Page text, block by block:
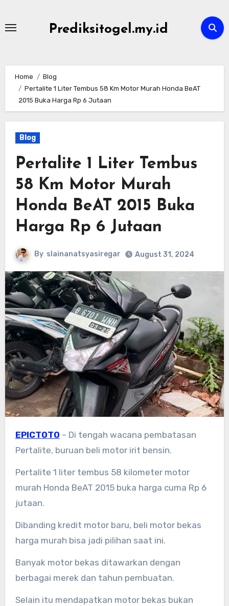
Prediksitogel.my.id
Home
Blog
Pertalite 1 Liter Tembus 58 Km Motor Murah Honda BeAT
2015 Buka Harga Rp 6 Jutaan
Blog
Pertalite 1 Liter Tembus
58 Km Motor Murah
Honda BeAT 2015 Buka
Harga Rp 6 Jutaan
By slainanatsyasiregar August 31, 2024
EPICTOTO – Di tengah wacana pembatasan
Pertalite, buruan beli motor irit bensin.
Pertalite 1 liter tembus 58 kilometer motor
murah Honda BeAT 2015 buka harga cuma Rp 6
jutaan.
Dibanding kredit motor baru, beli motor bekas
harga murah bisa jadi pilihan saat ini.
Banyak motor bekas ditawarkan dengan
berbagai merek dan tahun pembuatan.
Selain itu mendapatkan motor bekas bukan